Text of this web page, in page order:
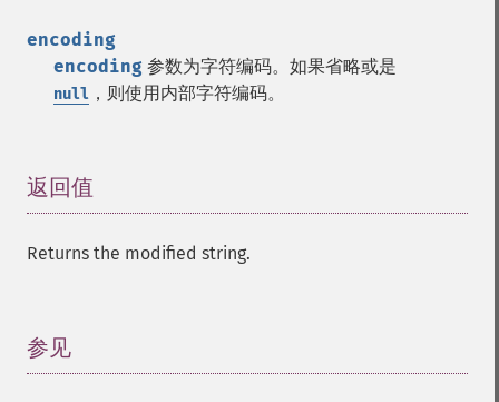
encoding
encoding 参数为字符编码。如果省略或是
null ，则使用内部字符编码。
返回值
Returns the modified string.
参见